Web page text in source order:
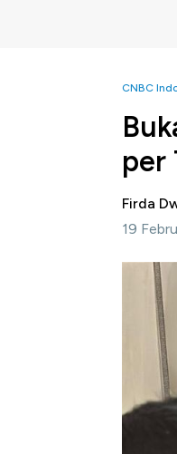
CNBC
per
Firda
19